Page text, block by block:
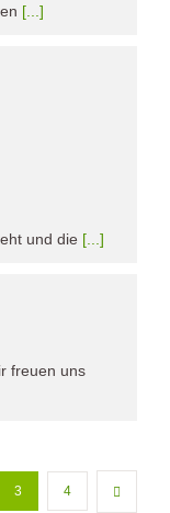
[...]
und die [...]
freuen uns
3 4